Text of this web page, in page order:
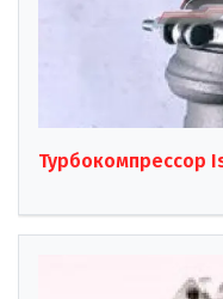
Турбокомпрессор